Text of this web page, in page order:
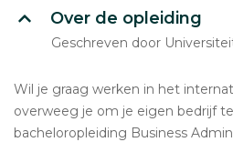
Over de opleiding
Geschreven door
Wil je graag werken in het
overweeg je om je eigen bedrijf
bacheloropleiding Business